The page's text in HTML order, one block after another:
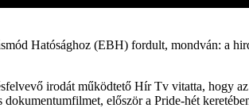
Hatósághoz (EBH) fordult, mondván: a
irodát működtető Hír Tv vitatta, hogy
először a Pride-hét